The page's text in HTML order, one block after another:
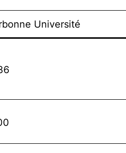
Université